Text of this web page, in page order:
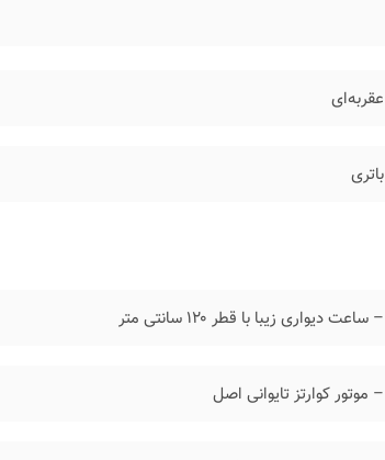
عقربه‌ای
باتری
– ساعت دیواری زیبا با قطر ۱۲۰ سانتی متر
– موتور کوارتز تایوانی اصل